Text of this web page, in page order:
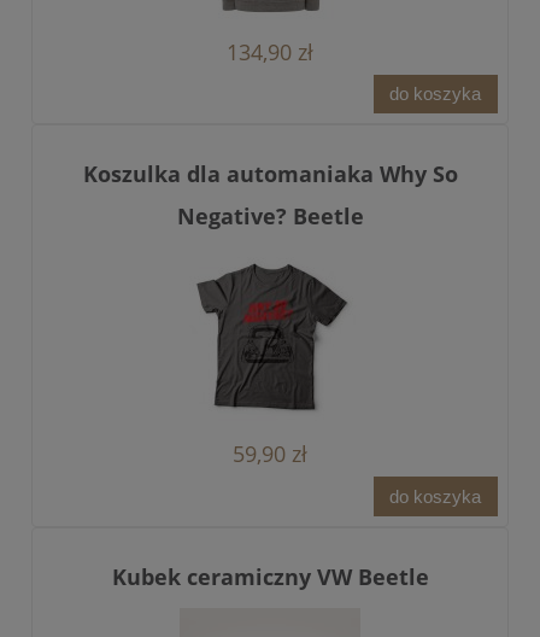
134,90 zł
do koszyka
Koszulka dla automaniaka Why So
Negative? Beetle
59,90 zł
do koszyka
Kubek ceramiczny VW Beetle